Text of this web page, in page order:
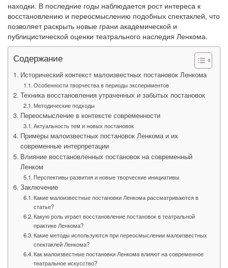
находки. В последние годы наблюдается рост интереса к
восстановлению и переосмыслению подобных спектаклей, что
позволяет раскрыть новые грани академической и
публицистической оценки театрального наследия Ленкома.
Содержание
Исторический контекст малоизвестных постановок Ленкома
Особенности творчества в периоды экспериментов
Техника восстановления утраченных и забытых постановок
Методические подходы
Переосмысление в контексте современности
Актуальность тем и новых постановок
Примеры малоизвестных постановок Ленкома и их
современные интерпретации
Влияние восстановленных постановок на современный
Ленком
Перспективы развития и новые творческие инициативы
Заключение
Какие малоизвестные постановки Ленкома рассматриваются в
статье?
Какую роль играет восстановление постановок в театральной
практике Ленкома?
Какие методы используются при переосмыслении малоизвестных
спектаклей Ленкома?
Как малоизвестные постановки Ленкома влияют на современное
театральное искусство?